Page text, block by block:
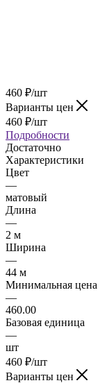
460 ₽/шт
Варианты цен
460 ₽/шт
Подробности
Достаточно
Характеристики
Цвет
—
матовый
Длина
—
2 м
Ширина
—
44 м
Минимальная цена
—
460.00
Базовая единица
—
шт
460 ₽/шт
Варианты цен